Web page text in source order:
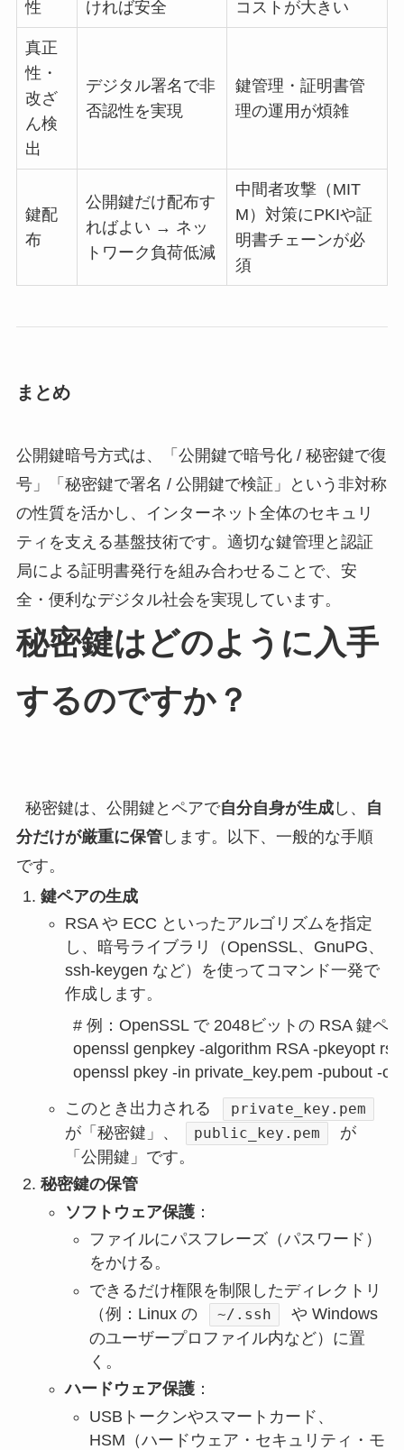
性 ければ安全 コストが大きい
真正
性・
改ざ
ん検
出
デジタル署名で非
否認性を実現
鍵管理・証明書管
理の運用が煩雑
鍵配
布
公開鍵だけ配布す
ればよい → ネッ
トワーク負荷低減
中間者攻撃（MIT
M）対策にPKIや証
明書チェーンが必
須
まとめ
公開鍵暗号方式は、「公開鍵で暗号化 / 秘密鍵で復
号」「秘密鍵で署名 / 公開鍵で検証」という非対称
の性質を活かし、インターネット全体のセキュリ
ティを支える基盤技術です。適切な鍵管理と認証
局による証明書発行を組み合わせることで、安
全・便利なデジタル社会を実現しています。
秘密鍵はどのように入手
するのですか？
秘密鍵は、公開鍵とペアで自分自身が生成し、
自
分だけが厳重に保管します。以下、一般的な手順
です。
鍵ペアの生成
RSA や ECC といったアルゴリズムを指定
し、暗号ライブラリ（OpenSSL、GnuPG、
ssh-keygen など）を使ってコマンド一発で
作成します。
# 例：OpenSSL で 2048ビットの RSA 鍵ペ
openssl genpkey -algorithm RSA -pkeyopt
このとき出力される private_key.pem
が「秘密鍵」、 public_key.pem
が
「公開鍵」です。
秘密鍵の保管
ソフトウェア保護：
ファイルにパスフレーズ（パスワード）
をかける。
できるだけ権限を制限したディレクトリ
（例：Linux の
~/.ssh
や Windows
のユーザープロファイル内など）に置
く。
ハードウェア保護：
USBトークンやスマートカード、
HSM（ハードウェア・セキュリティ・モ